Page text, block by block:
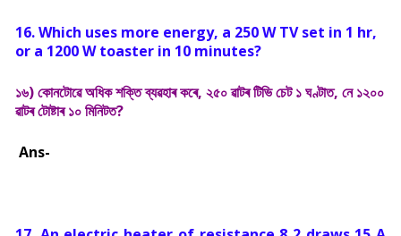
16. Which uses more energy, a 250 W TV set in 1 hr,
or a 1200 W toaster in 10 minutes?
১৬) কোনটোৱে অধিক শক্তি ব্যৱহাৰ কৰে, ২৫০ ৱাটৰ টিভি চেট ১ ঘণ্টাত, নে ১২০০
ৱাটৰ টোষ্টাৰ ১০ মিনিটত?
Ans-